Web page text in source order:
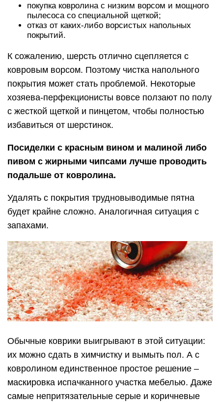
покупка ковролина с низким ворсом и мощного
пылесоса со специальной щеткой;
отказ от каких-либо ворсистых напольных
покрытий.
К сожалению, шерсть отлично сцепляется с
ковровым ворсом. Поэтому чистка напольного
покрытия может стать проблемой. Некоторые
хозяева-перфекционисты вовсе ползают по полу
с жесткой щеткой и пинцетом, чтобы полностью
избавиться от шерстинок.
Посиделки с красным вином и малиной либо
пивом с жирными чипсами лучше проводить
подальше от ковролина.
Удалять с покрытия трудновыводимые пятна
будет крайне сложно. Аналогичная ситуация с
запахами.
Обычные коврики выигрывают в этой ситуации:
их можно сдать в химчистку и вымыть пол. А с
ковролином единственное простое решение –
маскировка испачканного участка мебелью. Даже
самые непритязательные серые и коричневые